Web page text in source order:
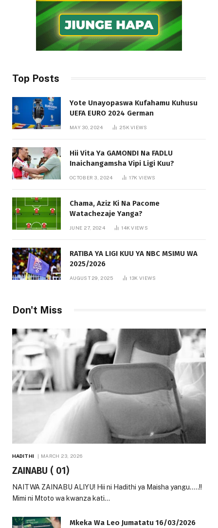
Top Posts
Yote Unayopaswa Kufahamu Kuhusu
UEFA EURO 2024 German
MAY 30, 2024 25KVIEWS
Hii Vita Ya GAMONDI Na FADLU
Inaichangamsha Vipi Ligi Kuu?
OCTOBER 3, 2024 17KVIEWS
Chama, Aziz Ki Na Pacome
Watachezaje Yanga?
JUNE 27, 2024 14KVIEWS
RATIBA YA LIGI KUU YA NBC MSIMU WA
2025/2026
AUGUST 29, 2025 13KVIEWS
Don't Miss
HADITHI MARCH 23, 2026
ZAINABU ( 01)
NAITWA ZAINABU ALIYU! Hii ni Hadithi ya Maisha yangu…..!!
Mimi ni Mtoto wa kwanza kati…
Mkeka Wa Leo Jumatatu 16/03/2026